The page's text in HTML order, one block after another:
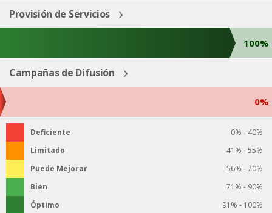
Provisión de Servicios
100%
Campañas de Difusión
0%
Deficiente
0% - 40%
Limitado
41% - 55%
Puede Mejorar
56% - 70%
Bien
71% - 90%
Óptimo
91% - 100%